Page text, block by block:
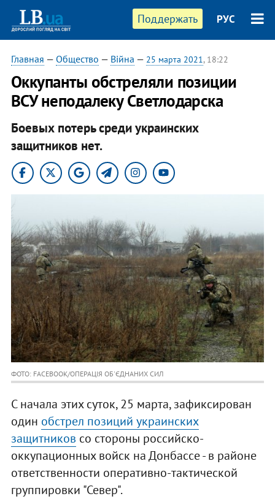
Поддержать РУС
Главная — Общество — Війна — 25 марта 2021, 18:22
Оккупанты обстреляли позиции
ВСУ неподалеку Светлодарска
Боевых потерь среди украинских
защитников нет.
ФОТО: FACEBOOK/ОПЕРАЦІЯ ОБ'ЄДНАНИХ СИЛ
С начала этих суток, 25 марта, зафиксирован
один обстрел позиций украинских
защитников со стороны российско-
оккупационных войск на Донбассе - в районе
ответственности оперативно-тактической
группировки "Север".